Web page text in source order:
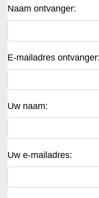
Naam ontvanger:
E-mailadres ontvanger:
Uw naam:
Uw e-mailadres: